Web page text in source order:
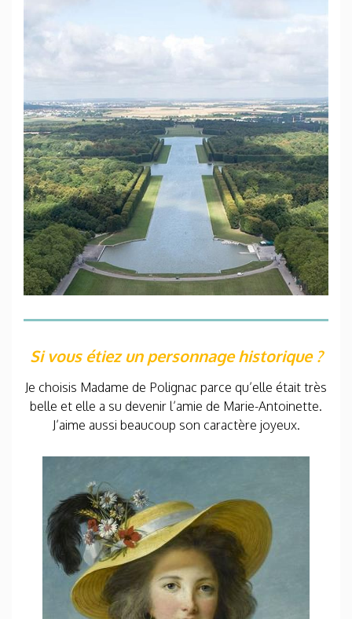
Si vous étiez un personnage historique ?
Je choisis Madame de Polignac parce qu’elle était très
belle et elle a su devenir l’amie de Marie-Antoinette.
J’aime aussi beaucoup son caractère joyeux.